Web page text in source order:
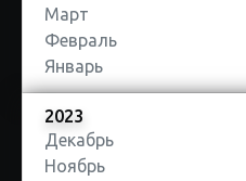
Март
Февраль
Январь
2023
Декабрь
Ноябрь